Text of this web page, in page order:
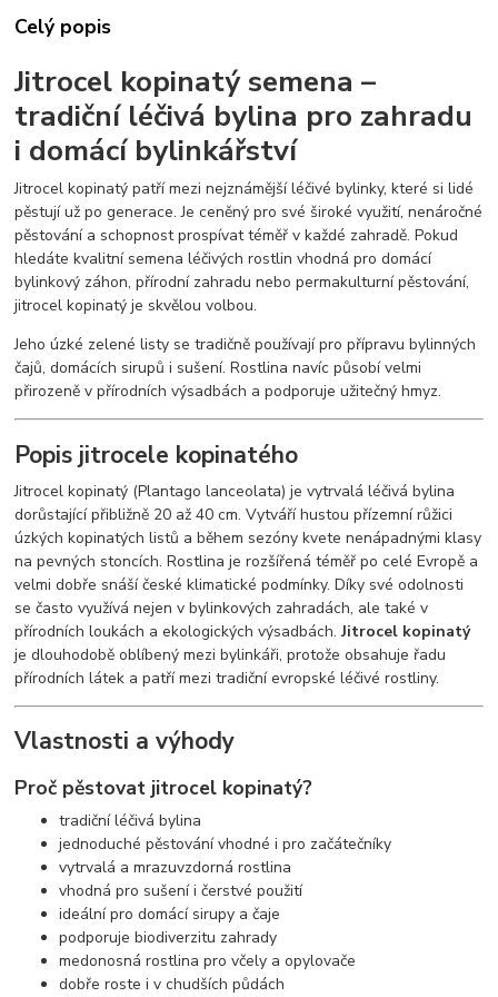
Celý popis
Jitrocel kopinatý semena –
tradiční léčivá bylina pro zahradu
i domácí bylinkářství
Jitrocel kopinatý patří mezi nejznámější léčivé bylinky, které si lidé
pěstují už po generace. Je ceněný pro své široké využití, nenáročné
pěstování a schopnost prospívat téměř v každé zahradě. Pokud
hledáte kvalitní semena léčivých rostlin vhodná pro domácí
bylinkový záhon, přírodní zahradu nebo permakulturní pěstování,
jitrocel kopinatý je skvělou volbou.
Jeho úzké zelené listy se tradičně používají pro přípravu bylinných
čajů, domácích sirupů i sušení. Rostlina navíc působí velmi
přirozeně v přírodních výsadbách a podporuje užitečný hmyz.
Popis jitrocele kopinatého
Jitrocel kopinatý (Plantago lanceolata) je vytrvalá léčivá bylina
dorůstající přibližně 20 až 40 cm. Vytváří hustou přízemní růžici
úzkých kopinatých listů a během sezóny kvete nenápadnými klasy
na pevných stoncích. Rostlina je rozšířená téměř po celé Evropě a
velmi dobře snáší české klimatické podmínky. Díky své odolnosti
se často využívá nejen v bylinkových zahradách, ale také v
přírodních loukách a ekologických výsadbách.Jitrocel kopinatý
je dlouhodobě oblíbený mezi bylinkáři, protože obsahuje řadu
přírodních látek a patří mezi tradiční evropské léčivé rostliny.
Vlastnosti a výhody
Proč pěstovat jitrocel kopinatý?
tradiční léčivá bylina
jednoduché pěstování vhodné i pro začátečníky
vytrvalá a mrazuvzdorná rostlina
vhodná pro sušení i čerstvé použití
ideální pro domácí sirupy a čaje
podporuje biodiverzitu zahrady
medonosná rostlina pro včely a opylovače
dobře roste i v chudších půdách